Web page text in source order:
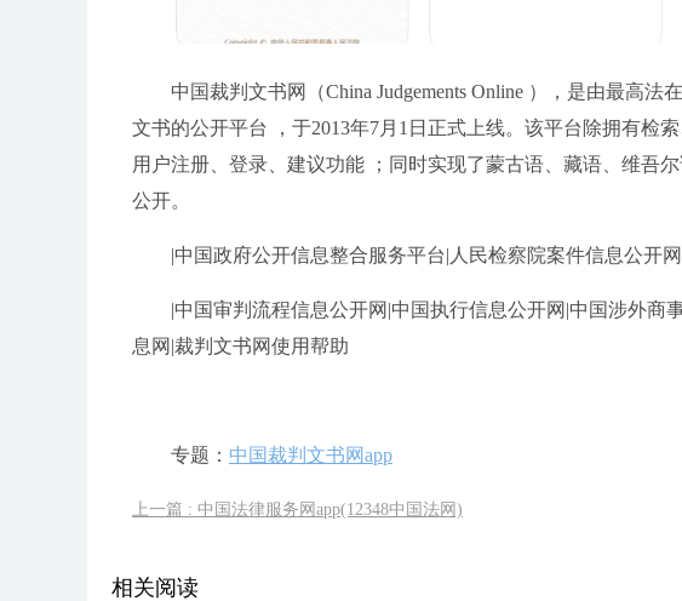
中国裁判文书网（China Judgements Online ），是由最高
文书的公开平台 ，于2013年7月1日正式上线。该平台除拥有检
用户注册、登录、建议功能 ；同时实现了蒙古语、藏语、维吾
公开。
|中国政府公开信息整合服务平台|人民检察院案件信息公开
|中国审判流程信息公开网|中国执行信息公开网|中国涉外
息网|裁判文书网使用帮助
专题： 中国裁判文书网app
上一篇 : 中国法律服务网app(12348中国法网)
相关阅读